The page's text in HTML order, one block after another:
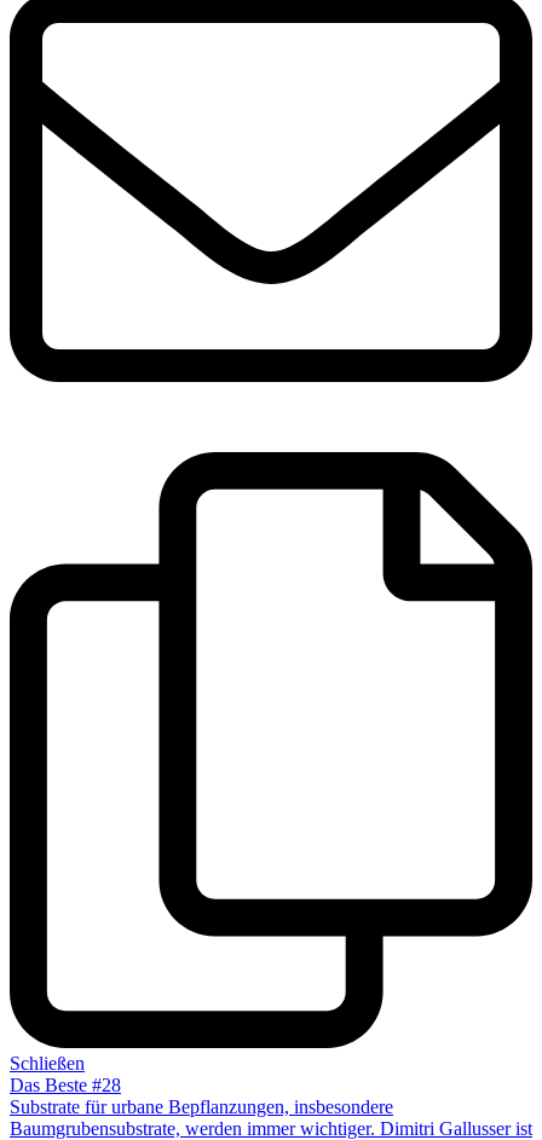
Schließen
Das Beste #28
Substrate für urbane Bepflanzungen, insbesondere
Baumgrubensubstrate, werden immer wichtiger. Dimitri Gallusser ist